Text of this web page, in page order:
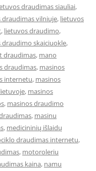
draudimas siauliai,
draudimas vilniuje, lietuvos
, lietuvos draudimo,
draudimo skaiciuokle,
draudimas, mano
draudimas, masinos
internetu, masinos
, masinos
, masinos draudimo
, masinu
, medicininių išlaidų
draudimas internetu,
, motoroleriu
kaina, namu